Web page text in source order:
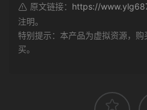
原文链接： https://
注明。
特别提示：本产品为虚拟资源，
买。